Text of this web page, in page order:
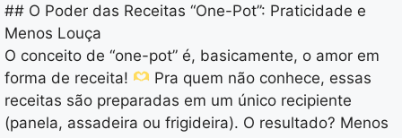
## O Poder das Receitas “One-Pot”: Praticidade e
Menos Louça
O conceito de “one-pot” é, basicamente, o amor em
forma de receita!
Pra quem não conhece, essas
receitas são preparadas em um único recipiente
(panela, assadeira ou frigideira). O resultado? Menos